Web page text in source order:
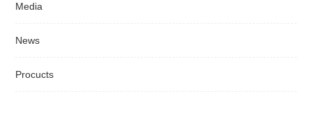
Media
News
Procucts